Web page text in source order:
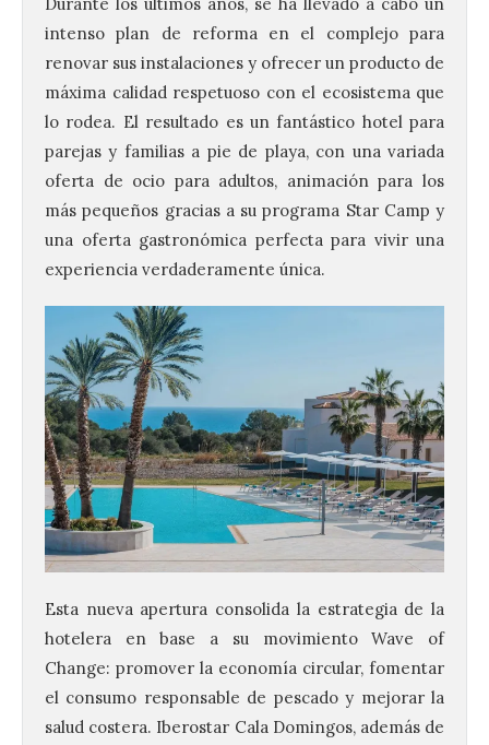
intenso plan de reforma en el complejo para
renovar sus instalaciones y ofrecer un producto de
máxima calidad respetuoso con el ecosistema que
lo rodea. El resultado es un fantástico hotel para
parejas y familias a pie de playa, con una variada
oferta de ocio para adultos, animación para los
más pequeños gracias a su programa Star Camp y
una oferta gastronómica perfecta para vivir una
experiencia verdaderamente única.
Esta nueva apertura consolida la estrategia de la
hotelera en base a su movimiento Wave of
Change: promover la economía circular, fomentar
el consumo responsable de pescado y mejorar la
salud costera. Iberostar Cala Domingos, además de
La UPSA impulsa la
creación musical con el I
Concurso Internacional de
Composición Coral Sacra
8 Ago 2026